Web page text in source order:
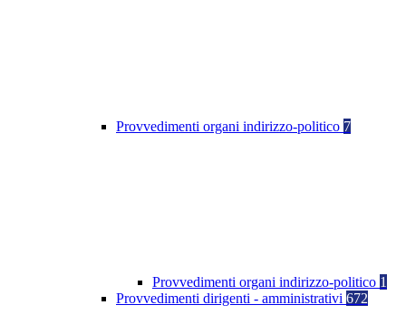
Provvedimenti organi indirizzo-politico 7
Provvedimenti organi indirizzo-politico 1
Provvedimenti dirigenti - amministrativi 672